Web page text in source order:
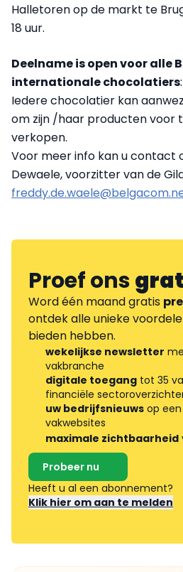
Halletoren op de markt te
18 uur.
Deelname is open voor alle
internationale chocolatiers:
Iedere chocolatier kan
om zijn /haar producten voor
verkopen.
Voor meer info kan u contact
Dewaele, voorzitter van de
Proef ons
Word één maand gratis
ontdek alle unieke
bieden hebben.
wekelijkse newsletter
vakbranche
digitale toegang tot 35
financiële
uw bedrijfsnieuws op
vakwebsites
maximale zichtbaarheid
Probeer nu
Heeft u al een abonnement?
Klik hier om aan te melden